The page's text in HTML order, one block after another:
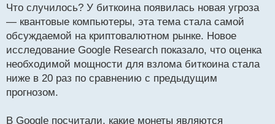
т
а
н
н
ы
й
о
с
Что случилось? У биткоина появилась новая угроза
— квантовые компьютеры, эта тема стала самой
обсуждаемой на криптовалютном рынке. Новое
исследование Google Research показало, что оценка
необходимой мощности для взлома биткоина стала
ниже в 20 раз по сравнению с предыдущим
прогнозом.
В Google посчитали, какие монеты являются